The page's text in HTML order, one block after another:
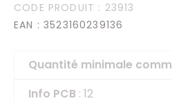
CODE PRODUIT : 23913
EAN : 3523160239136
Quantité minimale
Info PCB : 12